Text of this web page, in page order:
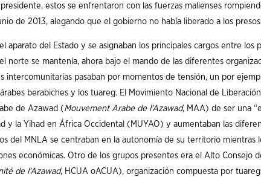
estos se enfrentaron con las fuerzas malienses
de 2013, alegando que el gobierno no había liberado a los
aparato del Estado y se asignaban los principales cargos entre los
norte se mantenía, ahora bajo el mando de las diferentes
intercomunitarias pasaban por momentos de tensión, un por
berabiches y los tuareg. El Movimiento Nacional de
de Azawad (Mouvement Arabe de l’Azawad, MAA) de ser una
y la Yihad en África Occidental (MUYAO) y aumentaban las
del MNLA se centraban en la autonomía de su territorio mientras
económicas. Otro de los grupos presentes era el Alto Consejo
de l’Azawad, HCUA oACUA), organización compuesta por